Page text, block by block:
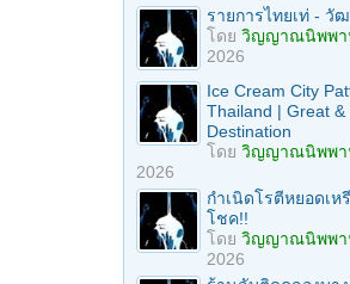
รายการไทยเท่ - วั
โดย วิญญาณนิพพ
2026
Ice Cream City
Thailand | Great
Destination
โดย วิญญาณนิพพ
2026
กำเนิดโรตีหยอดเ
โชค!!
โดย วิญญาณนิพพ
2026